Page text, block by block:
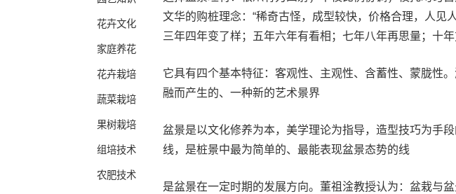
花卉文化
家庭养花
花卉栽培
蔬菜栽培
果树栽培
组培技术
农肥技术
文华的购桩理念：“稀奇古怪，成型较快，价格合理，人见
三年四年变了样；五年六年有看相；七年八年再思量；十
它具有四个基本特征：客观性、主观性、含蓄性、蒙胧性
融而产生的、一种新的艺术景界
盆景是以文化修养为本，美学理论为指导，造型技巧为手
线，是桩景中最为简单的、最能表现盆景态势的线
是盆景在一定时期的发展方向。董祖淦教授认为：盆栽与